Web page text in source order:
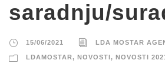
saradnju/
15/06/2021 LDA MOSTAR
LDAMOSTAR, NOVOSTI , NOVOSTI 2021